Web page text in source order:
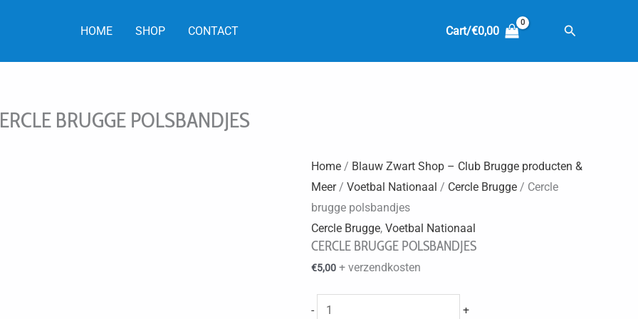
HOME SHOP CONTACT Cart/€0,00 Zoeken
BRUGGE POLSBANDJES
Home/ Blauw Zwart Shop – Club Brugge producten &
Meer/ Voetbal Nationaal / Cercle Brugge/ Cercle
brugge polsbandjes
Cercle Brugge, Voetbal Nationaal
CERCLE BRUGGE POLSBANDJES
€5,00 + verzendkosten
-
Cercle
+